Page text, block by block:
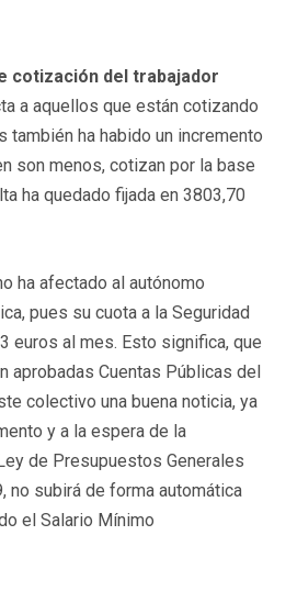
cotización del trabajador
a aquellos que están cotizando
también ha habido un incremento
son menos, cotizan por la base
ha quedado fijada en 3803,70
ha afectado al autónomo
pues su cuota a la Seguridad
euros al mes. Esto significa, que
aprobadas Cuentas Públicas del
colectivo una buena noticia, ya
y a la espera de la
de Presupuestos Generales
no subirá de forma automática
el Salario Mínimo